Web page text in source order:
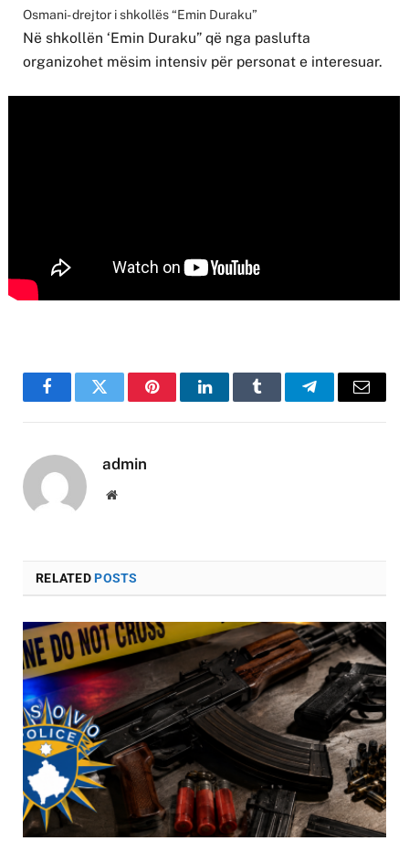
Osmani- drejtor i shkollës “Emin Duraku”
Në shkollën ‘Emin Duraku” që nga paslufta
organizohet mësim intensiv për personat e interesuar.
FacebookTwitter PinterestLinkedInTumblr TelegramEmail
admin
Website
RELATEDPOSTS